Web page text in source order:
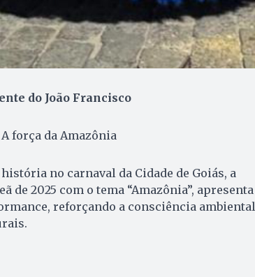
do João Francisco
força da Amazônia
no carnaval da Cidade de Goiás, a
de 2025 com o tema “Amazônia”, apresenta
reforçando a consciência ambiental